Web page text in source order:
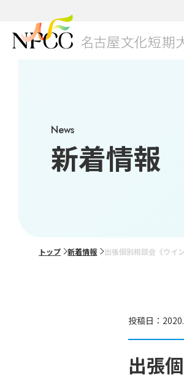
News
新着情報
トップ 新着情報 出張個別相談会《ウイ
投稿日：
出張